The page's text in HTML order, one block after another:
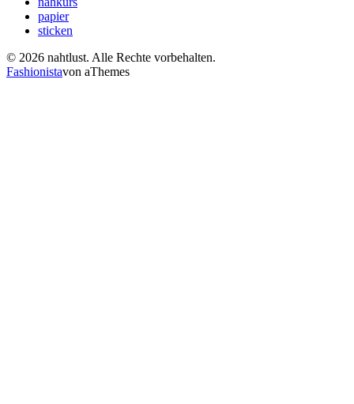
papier
sticken
© 2026 nahtlust. Alle Rechte vorbehalten.
Fashionistavon aThemes